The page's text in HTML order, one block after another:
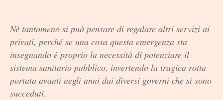
Nè tantomeno si può pensare di regalare altri servizi ai
privati, perché se una cosa questa emergenza sta
insegnando è proprio la necessità di potenziare il
sistema sanitario pubblico, invertendo la tragica rotta
portata avanti negli anni dai diversi governi che si sono
succeduti.